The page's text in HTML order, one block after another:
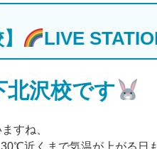
LIVE
北沢校です
すね、